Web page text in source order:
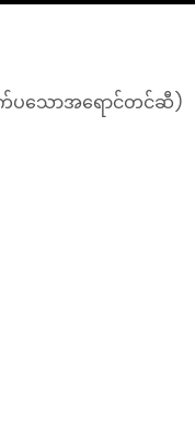
ပသောအရောင်တင်ဆီ)